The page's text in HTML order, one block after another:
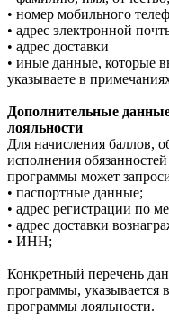
• номер мобильного
• адрес электронной
• адрес доставки
• иные данные, которые
указываете в
Дополнительные
лояльности
Для начисления баллов,
исполнения
программы может
• паспортные данные;
• адрес регистрации по
• адрес доставки
• ИНН;
Конкретный перечень
программы, указывается
программы лояльности.